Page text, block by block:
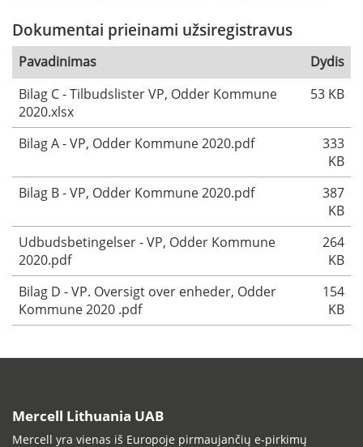
Dokumentai prieinami užsiregistravus
Pavadinimas
Dydis
Bilag C - Tilbudslister VP, Odder Kommune
2020.xlsx
53 KB
Bilag A - VP, Odder Kommune 2020.pdf
333
KB
Bilag B - VP, Odder Kommune 2020.pdf
387
KB
Udbudsbetingelser - VP, Odder Kommune
2020.pdf
264
KB
Bilag D - VP. Oversigt over enheder, Odder
Kommune 2020 .pdf
154
KB
Mercell Lithuania UAB
Mercell yra vienas iš Europoje pirmaujančių e-pirkimų